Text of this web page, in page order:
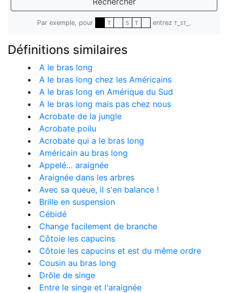
Par exemple, pour T S T entrez T_ST_ .
Définitions similaires
A le bras long
A le bras long chez les Américains
A le bras long en Amérique du Sud
A le bras long mais pas chez nous
Acrobate de la jungle
Acrobate poilu
Acrobate qui a le bras long
Américain au bras long
Appelé… araignée
Araignée dans les arbres
Avec sa queue, il s'en balance !
Brille en suspension
Cébidé
Change facilement de branche
Côtoie les capucins
Côtoie les capucins et est du même ordre
Cousin au bras long
Drôle de singe
Entre le singe et l'araignée